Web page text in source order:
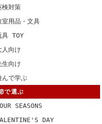
検対策
室用品・文具
具 TOY
人向け
生向け
んで学ぶ
で選ぶ
SEASONS
DAY